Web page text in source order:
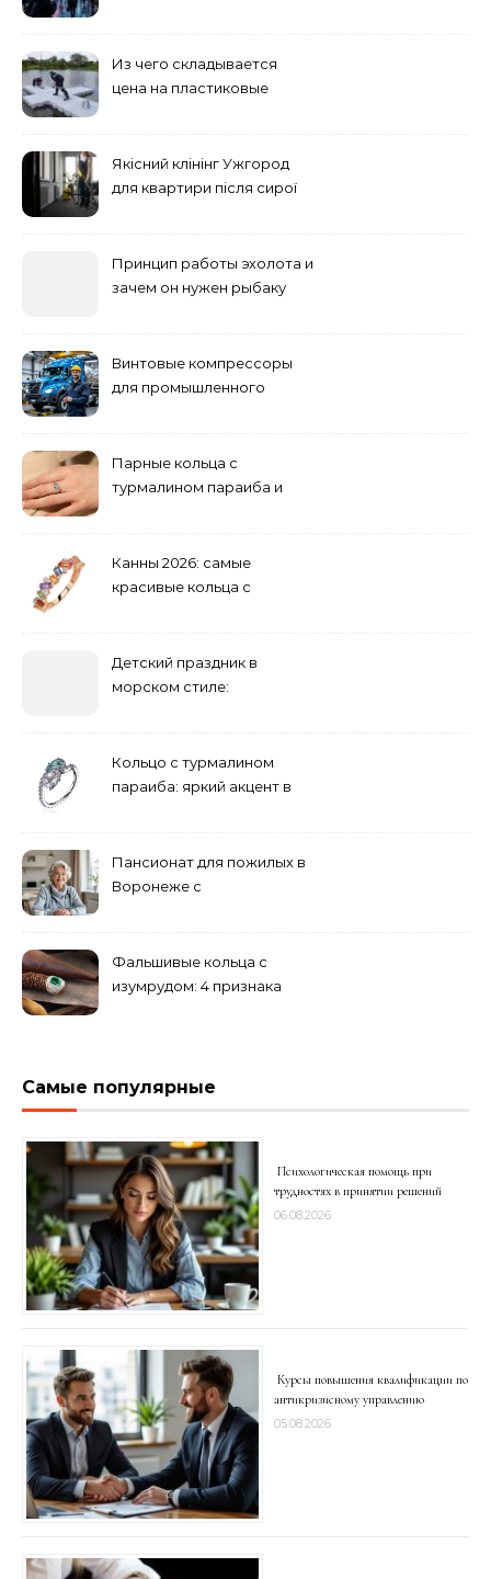
Из чего складывается
цена на пластиковые
Якісний клінінг Ужгород
для квартири після сирої
Принцип работы эхолота и
зачем он нужен рыбаку
Винтовые компрессоры
для промышленного
Парные кольца с
турмалином параиба и
Канны 2026: самые
красивые кольца с
Детский праздник в
морском стиле:
Кольцо с турмалином
параиба: яркий акцент в
Пансионат для пожилых в
Воронеже с
Фальшивые кольца с
изумрудом: 4 признака
Самые популярные
Психологическая помощь при
трудностях в принятии решений
06.08.2026
Курсы повышения квалификации по
антикризисному управлению
05.08.2026